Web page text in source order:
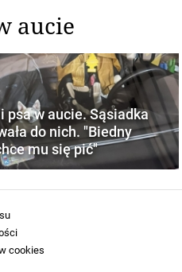
aucie
psa w aucie. Sąsiadka
do nich. "Biedny
mu się pić"
cookies